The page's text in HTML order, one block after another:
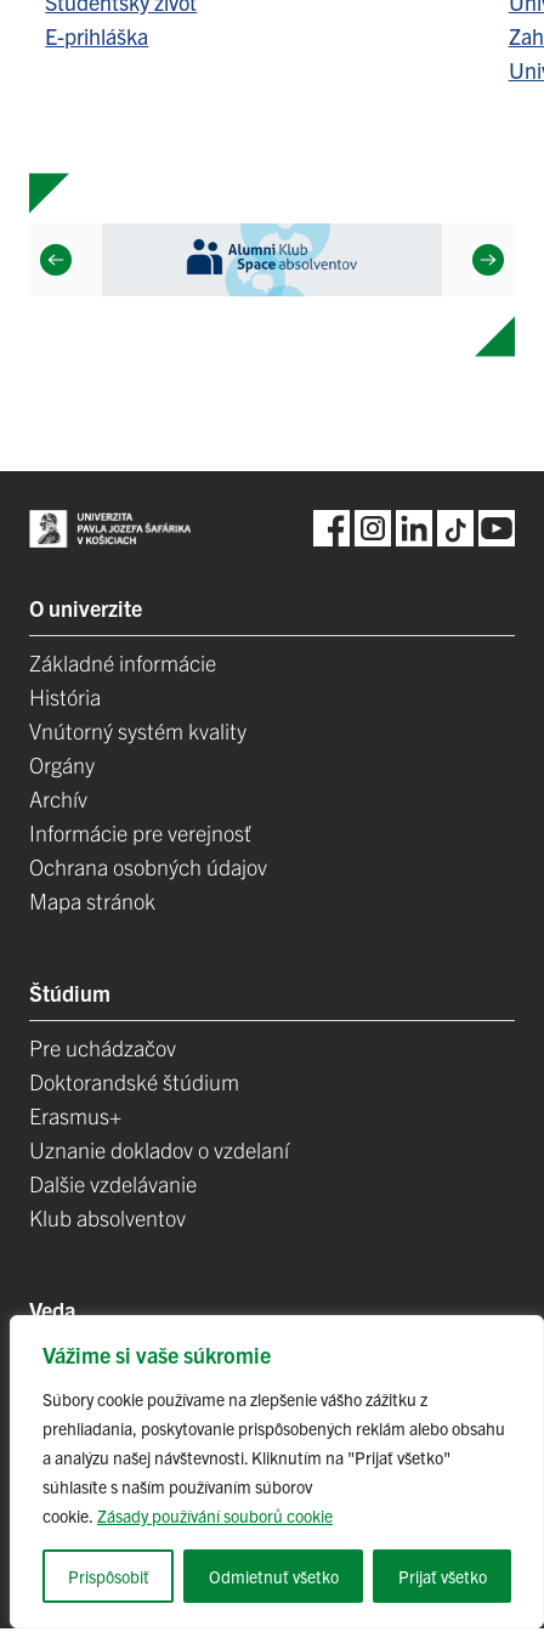
Vážime si vaše súkromie
Súbory cookie používame na zlepšenie vášho zážitku z
prehliadania, poskytovanie prispôsobených reklám alebo obsahu
a analýzu našej návštevnosti. Kliknutím na "Prijať všetko"
súhlasíte s naším používaním súborov
cookie. Zásady používání souborů cookie
Prispôsobiť Odmietnuť všetko Prijať všetko
E-prihláška
O univerzite
Základné informácie
História
Vnútorný systém kvality
Orgány
Archív
Informácie pre verejnosť
Ochrana osobných údajov
Mapa stránok
Štúdium
Pre uchádzačov
Doktorandské štúdium
Erasmus+
Uznanie dokladov o vzdelaní
Dalšie vzdelávanie
Klub absolventov
Veda
Postdoktorandské pozíce
Projekty
Špičkové tímy
TIP-UPJŠ
Vedecké parky
Evidencia publikačnej činnosti
Habilitačné a vymenúvacie konania